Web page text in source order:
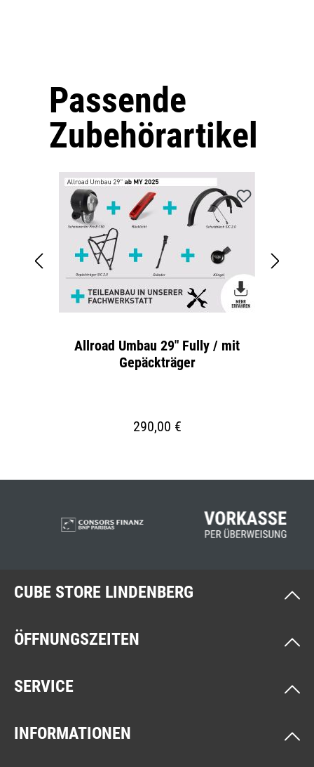
Produktgalerie überspringen
Passende
Zubehörartikel
Allroad Umbau 29" Fully / mit
Gepäckträger
290,00 €
CUBE STORE LINDENBERG
ÖFFNUNGSZEITEN
SERVICE
INFORMATIONEN